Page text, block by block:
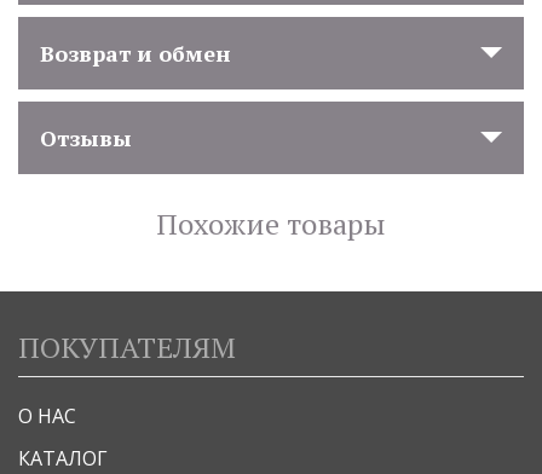
Возврат и обмен
Отзывы
Похожие товары
ПОКУПАТЕЛЯМ
О НАС
КАТАЛОГ